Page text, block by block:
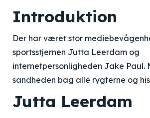
Introduktion
Der har været stor
sportsstjernen Jutta Leerdam og
internetpersonligheden Jake Paul.
sandheden bag alle rygterne og
Jutta Leerdam